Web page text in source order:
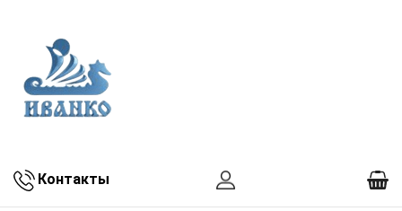
Контакты